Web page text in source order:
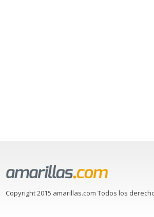
Copyright 2015 amarillas.com Todos los